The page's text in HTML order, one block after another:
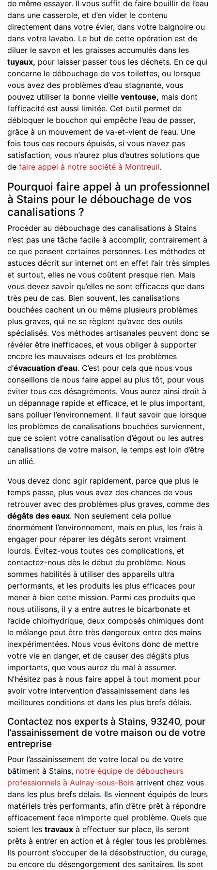
de même essayer. Il vous suffit de faire bouillir de l’eau
dans une casserole, et d’en vider le contenu
directement dans votre évier, dans votre baignoire ou
dans votre lavabo. Le but de cette opération est de
diluer le savon et les graisses accumulés dans les
tuyaux, pour laisser passer tous les déchets. En ce qui
concerne le débouchage de vos toilettes, ou lorsque
vous avez des problèmes d’eau stagnante, vous
pouvez utiliser la bonne vieille ventouse, mais dont
l’efficacité est aussi limitée. Cet outil permet de
débloquer le bouchon qui empêche l’eau de passer,
grâce à un mouvement de va-et-vient de l’eau. Une
fois tous ces recours épuisés, si vous n’avez pas
satisfaction, vous n’aurez plus d’autres solutions que
de faire appel à notre société à Montreuil.
Pourquoi faire appel à un professionnel
à Stains pour le débouchage de vos
canalisations ?
Procéder au débouchage des canalisations à Stains
n’est pas une tâche facile à accomplir, contrairement à
ce que pensent certaines personnes. Les méthodes et
astuces décrit sur internet ont en effet l’air très simples
et surtout, elles ne vous coûtent presque rien. Mais
vous devez savoir qu’elles ne sont efficaces que dans
très peu de cas. Bien souvent, les canalisations
bouchées cachent un ou même plusieurs problèmes
plus graves, qui ne se règlent qu’avec des outils
spécialisés. Vos méthodes artisanales peuvent donc se
révéler être inefficaces, et vous obliger à supporter
encore les mauvaises odeurs et les problèmes
d’évacuation d’eau. C’est pour cela que nous vous
conseillons de nous faire appel au plus tôt, pour vous
éviter tous ces désagréments. Vous aurez ainsi droit à
un dépannage rapide et efficace, et le plus important,
sans polluer l’environnement. Il faut savoir que lorsque
les problèmes de canalisations bouchées surviennent,
que ce soient votre canalisation d’égout ou les autres
canalisations de votre maison, le temps est loin d’être
un allié.
Vous devez donc agir rapidement, parce que plus le
temps passe, plus vous avez des chances de vous
retrouver avec des problèmes plus graves, comme des
dégâts des eaux. Non seulement cela pollue
énormément l’environnement, mais en plus, les frais à
engager pour réparer les dégâts seront vraiment
lourds. Évitez-vous toutes ces complications, et
contactez-nous dès le début du problème. Nous
sommes habilités à utiliser des appareils ultra
performants, et les produits les plus efficaces pour
mener à bien cette mission. Parmi ces produits que
nous utilisons, il y a entre autres le bicarbonate et
l’acide chlorhydrique, deux composés chimiques dont
le mélange peut être très dangereux entre des mains
inexpérimentées. Nous vous évitons donc de mettre
votre vie en danger, et de causer des dégâts plus
importants, que vous aurez du mal à assumer.
N’hésitez pas à nous faire appel à tout moment pour
avoir votre intervention d’assainissement dans les
meilleures conditions et dans les plus brefs délais.
Contactez nos experts à Stains, 93240, pour
l’assainissement de votre maison ou de votre
entreprise
Pour l’assainissement de votre local ou de votre
bâtiment à Stains, notre équipe de déboucheurs
professionnels à Aulnay-sous-Bois arrivent chez vous
dans les plus brefs délais. Ils viennent équipés de leurs
matériels très performants, afin d’être prêt à répondre
efficacement face n’importe quel problème. Quels que
soient les travaux à effectuer sur place, ils seront
prêts à entrer en action et à régler tous les problèmes.
Ils pourront s’occuper de la désobstruction, du curage,
ou encore du désengorgement des sanitaires. Ils sont